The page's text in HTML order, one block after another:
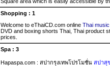
Shopping : 1
Welcome to eThaiCD.com online Thai music
DVD and boxing shorts Thai, Thai product
prices.
Spa : 3
Hapaspa.com : สปากรุงเทพโปรโมชั่น สปาสุ